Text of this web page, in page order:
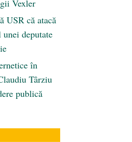
Vexler
USR că atacă
deputate
în
Târziu
publică